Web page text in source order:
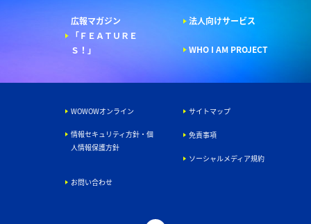
広報マガジン
「ＦＥＡＴＵＲＥ
Ｓ！」
法人向けサービス
WHO I AM PROJECT
WOWOWオンライン サイトマップ
情報セキュリティ方針・個
人情報保護方針
免責事項
ソーシャルメディア規約
お問い合わせ